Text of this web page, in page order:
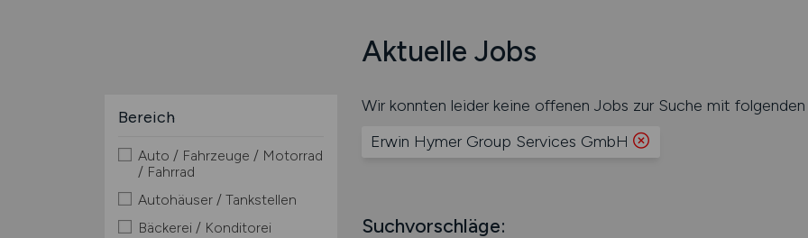
Aktuelle Jobs
Bereich
Auto / Fahrzeuge / Motorrad
/ Fahrrad
Autohäuser / Tankstellen
Bäckerei / Konditorei
Wir konnten leider keine offenen Jobs zur Suche mit
Erwin Hymer Group Services GmbH
Suchvorschläge: